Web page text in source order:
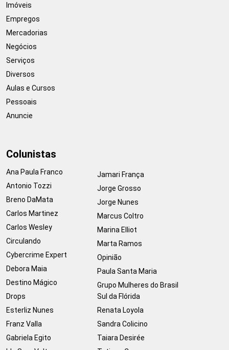
Imóveis
Empregos
Mercadorias
Negócios
Serviços
Diversos
Aulas e Cursos
Pessoais
Anuncie
Colunistas
Ana Paula Franco
Antonio Tozzi
Breno DaMata
Carlos Martinez
Carlos Wesley
Circulando
Cybercrime Expert
Debora Maia
Destino Mágico
Drops
Esterliz Nunes
Franz Valla
Gabriela Egito
Jamari França
Jorge Grosso
Jorge Nunes
Marcus Coltro
Marina Elliot
Marta Ramos
Opinião
Paula Santa Maria
Grupo Mulheres do Brasil
Sul da Flórida
Renata Loyola
Sandra Colicino
Taiara Desirée